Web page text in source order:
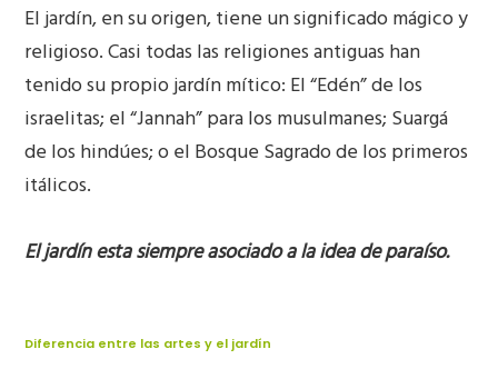
El jardín, en su origen, tiene un significado mágico y
religioso. Casi todas las religiones antiguas han
tenido su propio jardín mítico: El “Edén” de los
israelitas; el “Jannah” para los musulmanes; Suargá
de los hindúes; o el Bosque Sagrado de los primeros
itálicos.
El jardín esta siempre asociado a la idea de paraíso.
Diferencia entre las artes y el jardín